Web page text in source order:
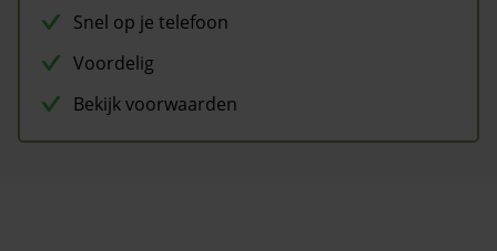
Snel op je telefoon
Voordelig
Bekijk voorwaarden